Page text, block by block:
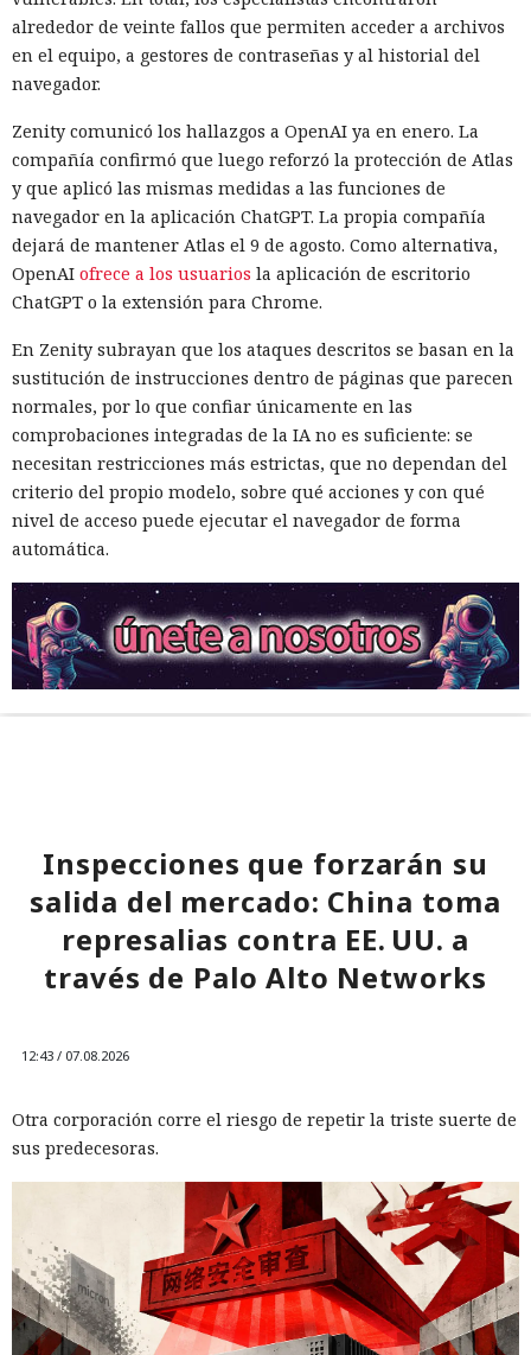
alrededor de veinte fallos que permiten acceder a archivos
en el equipo, a gestores de contraseñas y al historial del
navegador.
Zenity comunicó los hallazgos a OpenAI ya en enero. La
compañía confirmó que luego reforzó la protección de Atlas
y que aplicó las mismas medidas a las funciones de
navegador en la aplicación ChatGPT. La propia compañía
dejará de mantener Atlas el 9 de agosto. Como alternativa,
OpenAI ofrece a los usuarios la aplicación de escritorio
ChatGPT o la extensión para Chrome.
En Zenity subrayan que los ataques descritos se basan en la
sustitución de instrucciones dentro de páginas que parecen
normales, por lo que confiar únicamente en las
comprobaciones integradas de la IA no es suficiente: se
necesitan restricciones más estrictas, que no dependan del
criterio del propio modelo, sobre qué acciones y con qué
nivel de acceso puede ejecutar el navegador de forma
automática.
Inspecciones que forzarán su
salida del mercado: China toma
represalias contra EE. UU. a
través de Palo Alto Networks
12:43 / 07.08.2026
Otra corporación corre el riesgo de repetir la triste suerte de
sus predecesoras.